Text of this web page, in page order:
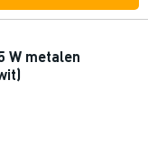
W metalen